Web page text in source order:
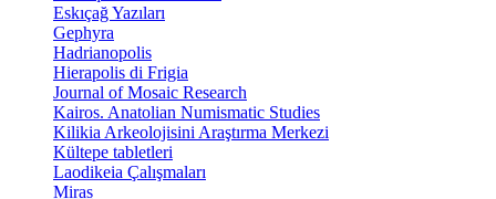
Eskıçağ Yazıları
Gephyra
Hadrianopolis
Hierapolis di Frigia
Journal of Mosaic Research
Kairos. Anatolian Numismatic Studies
Kilikia Arkeolojisini Araştırma Merkezi
Kültepe tabletleri
Laodikeia Çalışmaları
Miras